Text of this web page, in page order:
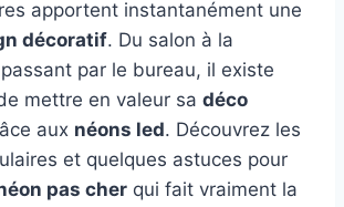
apportent instantanément une
décoratif. Du salon à la
par le bureau, il existe
mettre en valeur sa déco
aux néons led. Découvrez les
et quelques astuces pour
pas cher qui fait vraiment la